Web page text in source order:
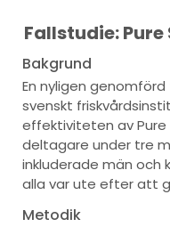
Fallstudie: Pure
Bakgrund
En nyligen
svenskt
effektiviteten av Pure
deltagare under tre
inkluderade män och
alla var ute efter att
Metodik